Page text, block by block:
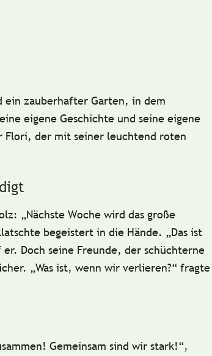
ein zauberhafter Garten, in dem
eigene Geschichte und seine eigene
Flori, der mit seiner leuchtend roten
„Nächste Woche wird das große
begeistert in die Hände. „Das ist
Doch seine Freunde, der schüchterne
„Was ist, wenn wir verlieren?“ fragte
Gemeinsam sind wir stark!“,